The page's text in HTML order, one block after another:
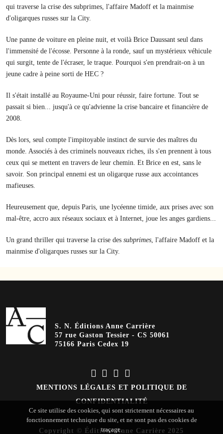
qui traverse la crise des subprimes, l'affaire Madoff et la mainmise
d'oligarques russes sur la City.
Une panne de voiture en pleine nuit, et voilà Brice Daussant seul dans
l'immensité de l'écosse. Personne à la ronde, sauf un mystérieux véhicule
qui surgit, tente de l'écraser, le traque. Pourquoi s'en prendrait-on à un
jeune cadre à peine sorti de HEC ?
Il s'était installé au Royaume-Uni pour réussir, faire fortune. Tout se
passait si bien... jusqu'à ce qu'advienne la crise bancaire et financière de
2008.
Dès lors, seul compte l'impitoyable instinct de survie des maîtres du
monde. Associés à des criminels nouveaux riches, ils s'en prennent à tous
ceux qui se mettent en travers de leur chemin. Et Brice en est, sans le
savoir. Son principal ennemi est un oligarque russe aux accointances
mafieuses.
Heureusement que, depuis Paris, une lycéenne timide, aux prises avec son
mal-être, accro aux réseaux sociaux et à Internet, joue les anges gardiens...
Un grand thriller qui traverse la crise dessubprimes , l'affaire Madoff et la
mainmise d'oligarques russes sur la City.
S. N. Éditions Anne Carrière
57 rue Gaston Tessier - CS 50061
75166 Paris Cedex 19
MENTIONS LÉGALES ET POLITIQUE DE
CONFIDENTIALITÉ
Copyright © Éditions Anne Carrière 2025
Ce site utilise des cookies, qui sont strictement nécessaires au
fonctionnement technique du site, et ne sont pas des cookies de
traçage.